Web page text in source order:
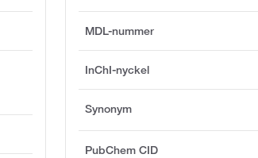
MDL-nummer
InChI-nyckel
Synonym
PubChem CID